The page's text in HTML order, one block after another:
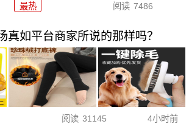
最热 阅读 7486
真如平台商家所说的那样吗？
阅读 31145 4小时前